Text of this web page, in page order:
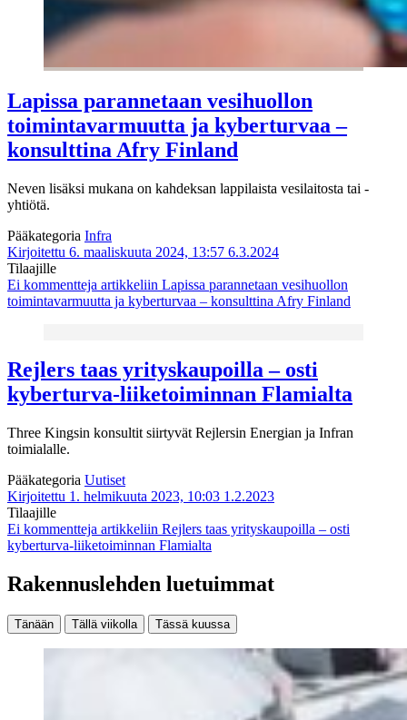
Lapissa parannetaan vesihuollon
toimintavarmuutta ja kyberturvaa –
konsulttina Afry Finland
Neven lisäksi mukana on kahdeksan lappilaista vesilaitosta tai -
yhtiötä.
Pääkategoria Infra
Kirjoitettu 6. maaliskuuta 2024, 13:57 6.3.2024
Tilaajille
Ei kommentteja artikkeliin Lapissa parannetaan vesihuollon
toimintavarmuutta ja kyberturvaa – konsulttina Afry Finland
Rejlers taas yrityskaupoilla – osti
kyberturva-liiketoiminnan Flamialta
Three Kingsin konsultit siirtyvät Rejlersin Energian ja Infran
toimialalle.
Pääkategoria Uutiset
Kirjoitettu 1. helmikuuta 2023, 10:03 1.2.2023
Tilaajille
Ei kommentteja artikkeliin Rejlers taas yrityskaupoilla – osti
kyberturva-liiketoiminnan Flamialta
Rakennuslehden luetuimmat
Tänään Tällä viikolla Tässä kuussa